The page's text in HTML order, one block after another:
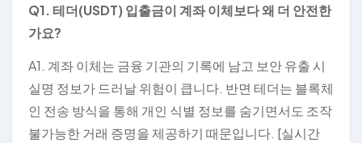
Q1. 테더(USDT) 입출금이 계좌 이체보다 왜 더 안전한
가요?
A1. 계좌 이체는 금융 기관의 기록에 남고 보안 유출 시
실명 정보가 드러날 위험이 큽니다. 반면 테더는 블록체
인 전송 방식을 통해 개인 식별 정보를 숨기면서도 조작
불가능한 거래 증명을 제공하기 때문입니다. [실시간